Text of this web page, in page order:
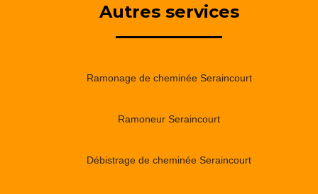
Autres services
Ramonage de cheminée Seraincourt
Ramoneur Seraincourt
Débistrage de cheminée Seraincourt